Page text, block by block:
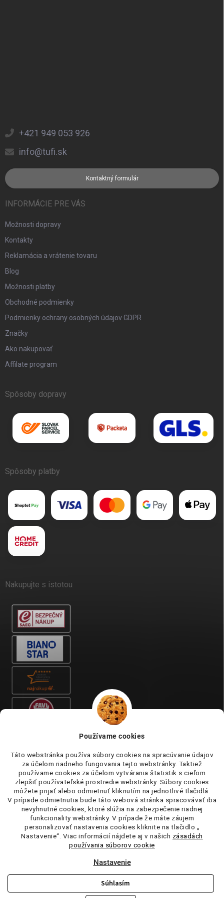
Používame cookies
Táto webstránka používa súbory cookies na spracúvanie údajov
za účelom riadneho fungovania tejto webstránky. Taktiež
používame cookies za účelom vytvárania štatistik s cieľom
zlepšiť používateľské prostredie webstránky. Súbory cookies
môžete prijať alebo odmietnuť kliknutím na jednotlivé tlačidlá.
V prípade odmietnutia bude táto webová stránka spracovávať iba
nevyhnutné cookies, ktoré slúžia na zabezpečenie riadnej
funkcionality webstránky. V prípade že máte záujem
personalizovať nastavenia cookies kliknite na tlačidlo „
Nastavenie“. Viac informácií nájdete aj v našich zásadách
používania súborov cookie
Nastavenie
Súhlasím
+421 949 053 926
info@tufi.sk
Kontaktný formulár
INFORMÁCIE PRE VÁS
Možnosti dopravy
Kontakty
Reklamácia a vrátenie tovaru
Blog
Možnosti platby
Obchodné podmienky
Podmienky ochrany osobných údajov GDPR
Značky
Ako nakupovať
Affilate program
Spôsoby dopravy
Spôsoby platby
Nakupujte s istotou
. Všetky práva vyhradené.
cookies